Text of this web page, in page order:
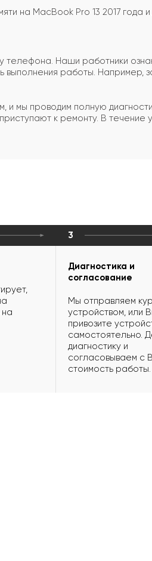
на MacBook Pro 13 2017
телефона. Наши работники
выполнения работы. Например,
мы проводим полную
к ремонту. В
на
3
Диагностика и
согласование
Мы отправляем
устройством, или
привозите
самостоятельно.
диагностику и
согласовываем с
стоимость работы.